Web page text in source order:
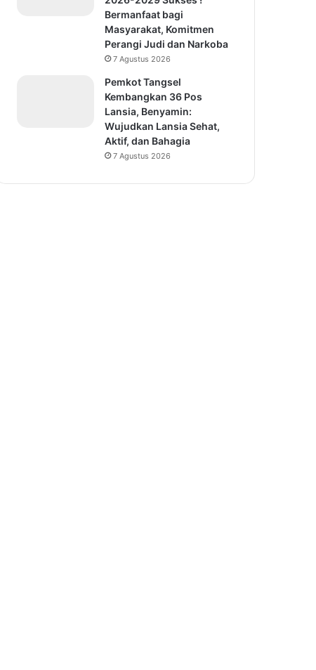
Bermanfaat bagi
Masyarakat, Komitmen
Perangi Judi dan Narkoba
7 Agustus 2026
Pemkot Tangsel
Kembangkan 36 Pos
Lansia, Benyamin:
Wujudkan Lansia Sehat,
Aktif, dan Bahagia
7 Agustus 2026